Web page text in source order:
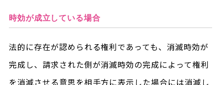
時効が成立している場合
法的に存在が認められる権利であっても、消滅時効が
完成し、請求された側が消滅時効の完成によって権利
を消滅させる意思を相手方に表示した場合には消滅し